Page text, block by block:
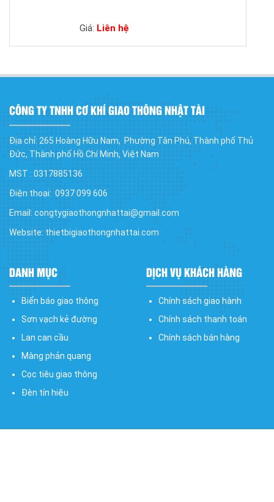
Giá: Liên hệ
CÔNG TY TNHH CƠ KHÍ GIAO THÔNG NHẬT TÀI
Địa chỉ: 265 Hoàng Hữu Nam, Phường Tân Phú, Thành phố Thủ
Đức, Thành phố Hồ Chí Minh, Việt Nam
MST : 0317885136
Điện thoại: 0937 099 606
Email: congtygiaothongnhattai@gmail.com
Website: thietbigiaothongnhattai.com
DANH MỤC
Biển báo giao thông
Sơn vạch kẻ đường
Lan can cầu
Màng phản quang
Cọc tiêu giao thông
Đèn tín hiệu
DỊCH VỤ KHÁCH HÀNG
Chính sách giao hành
Chính sách thanh toán
Chính sách bán hàng